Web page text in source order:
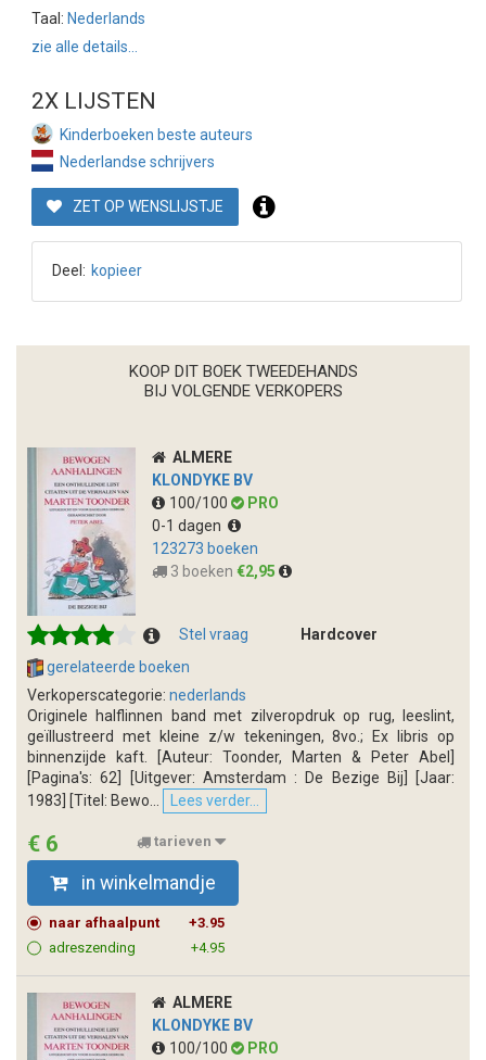
Taal: Nederlands
zie alle details...
2X LIJSTEN
Kinderboeken beste auteurs
Nederlandse schrijvers
ZET OP WENSLIJSTJE
Deel: kopieer
KOOP DIT BOEK TWEEDEHANDS
BIJ VOLGENDE VERKOPERS
ALMERE
KLONDYKE BV
100/100
PRO
0-1 dagen
123273 boeken
3 boeken €2,95
Stel vraag
Hardcover
gerelateerde boeken
Verkoperscategorie: nederlands
Originele halflinnen band met zilveropdruk op rug, leeslint,
geïllustreerd met kleine z/w tekeningen, 8vo.; Ex libris op
binnenzijde kaft. [Auteur: Toonder, Marten & Peter Abel]
[Pagina's: 62] [Uitgever: Amsterdam : De Bezige Bij] [Jaar:
1983] [Titel: Bewo...
Lees verder...
€ 6 tarieven
in winkelmandje
naar afhaalpunt
+3.95
adreszending
+4.95
ALMERE
KLONDYKE BV
100/100
PRO